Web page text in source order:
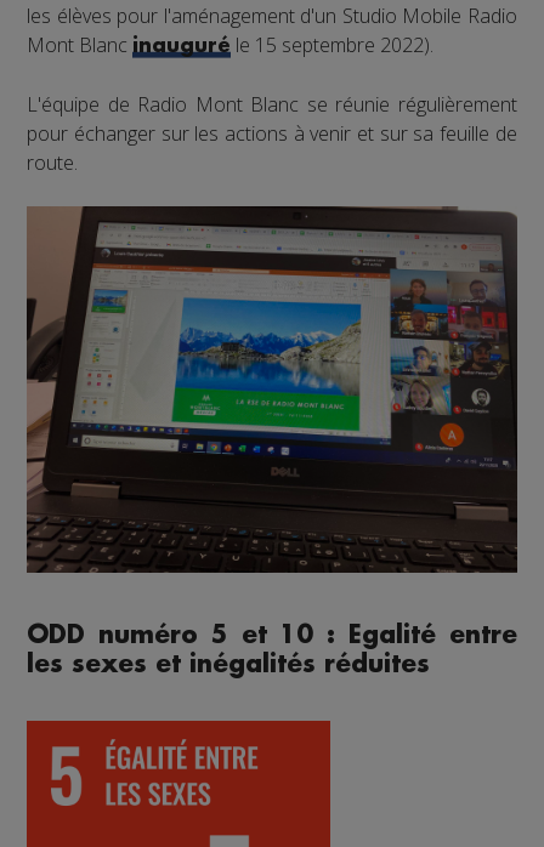
les élèves pour l'aménagement d'un Studio Mobile Radio
Mont Blancinauguré le 15 septembre 2022).
L'équipe de Radio Mont Blanc se réunie régulièrement
pour échanger sur les actions à venir et sur sa feuille de
route.
ODD numéro 5 et 10 : Egalité entre
les sexes et inégalités réduites